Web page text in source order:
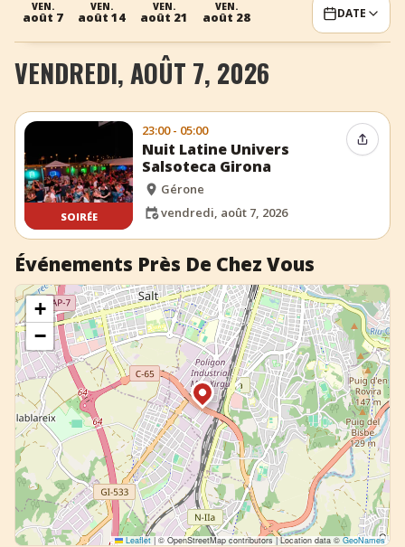
+ Ajouter un événement
VEN.
août 7
VEN.
août 14
VEN.
août 21
VEN.
août 28 DATE
VENDREDI, AOÛT 7, 2026
SOIRÉE
23:00 - 05:00
Nuit Latine Univers
Salsoteca Girona
Gérone
vendredi, août 7, 2026
Événements Près De Chez Vous
+
−
Leaflet |© OpenStreetMap contributors | Location data ©GeoNames